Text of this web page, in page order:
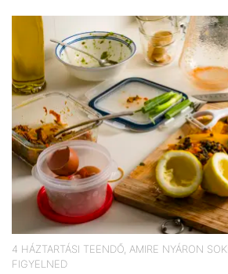
4 HÁZTARTÁSI TEENDŐ, AMIRE NYÁRON
FIGYELNED